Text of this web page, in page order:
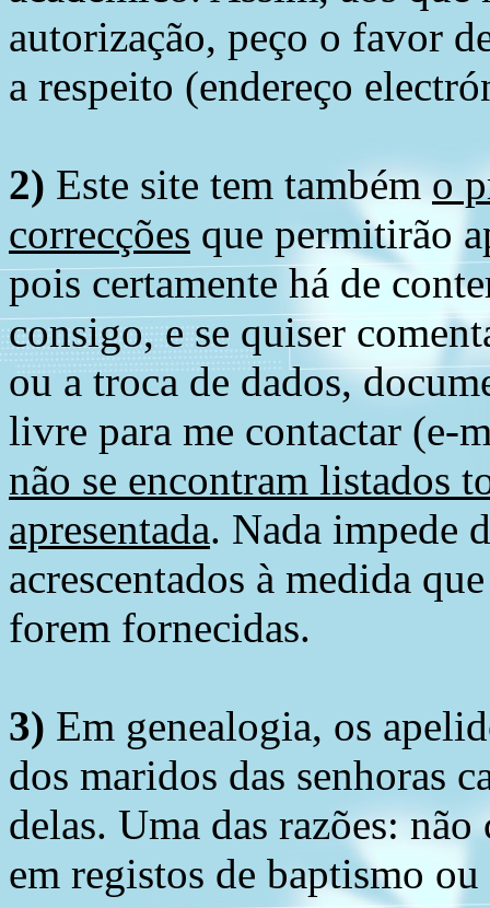
autorização, peço o favor
a respeito (endereço
2) Este site tem tambémo
correcções que permitirão
pois certamente há de
consigo, e se quiser
ou a troca de dados,
livre para me contactar (e-
não se encontram listados
apresentada. Nada impede
acrescentados à medida
forem fornecidas.
3) Em genealogia, os
dos maridos das senhoras
delas. Uma das razões:
em registos de baptismo